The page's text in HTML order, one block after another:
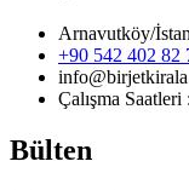
Arnavutköy/
+90 542 402 82
Çalışma
Bülten